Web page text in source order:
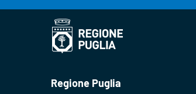
Regione Puglia